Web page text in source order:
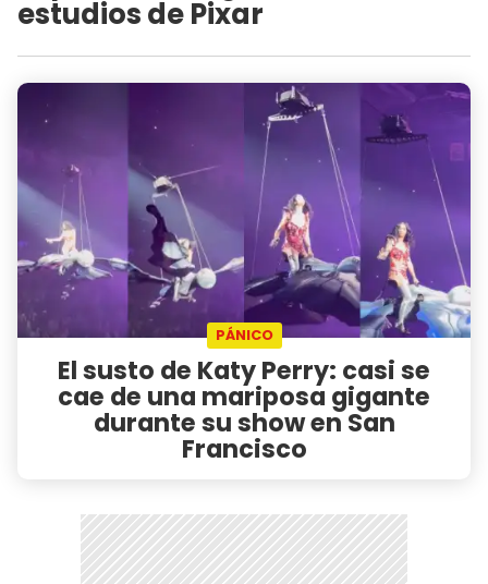
estudios de Pixar
PÁNICO
​El susto de Katy Perry: casi se
cae de una mariposa gigante
durante su show en San
Francisco